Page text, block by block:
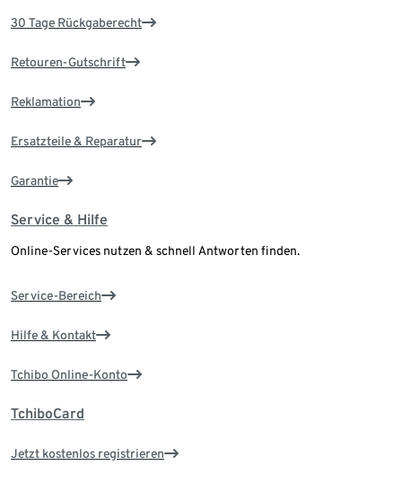
30 Tage Rückgaberecht
Retouren-Gutschrift
Reklamation
Ersatzteile & Reparatur
Garantie
Service & Hilfe
Online-Services nutzen & schnell Antworten finden.
Service-Bereich
Hilfe & Kontakt
Tchibo Online-Konto
TchiboCard
Jetzt kostenlos registrieren